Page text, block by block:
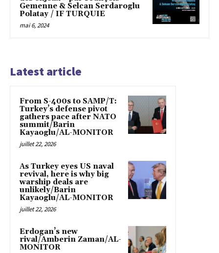
Gemenne & Selcan Serdaroglu
Polatay / IF TURQUIE
mai 6, 2024
Latest article
From S-400s to SAMP/T:
Turkey’s defense pivot
gathers pace after NATO
summit/Barin
Kayaoglu/AL-MONITOR
juillet 22, 2026
As Turkey eyes US naval
revival, here is why big
warship deals are
unlikely/Barin
Kayaoglu/AL-MONITOR
juillet 22, 2026
Erdogan’s new
rival/Amberin Zaman/AL-
MONITOR